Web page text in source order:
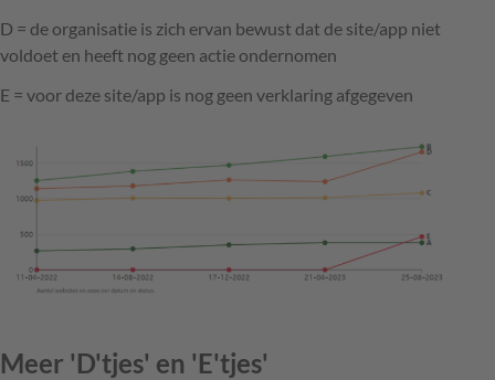
D = de organisatie is zich ervan bewust dat de site/app niet
voldoet en heeft nog geen actie ondernomen
E = voor deze site/app is nog geen verklaring afgegeven
Meer 'D'tjes' en 'E'tjes'